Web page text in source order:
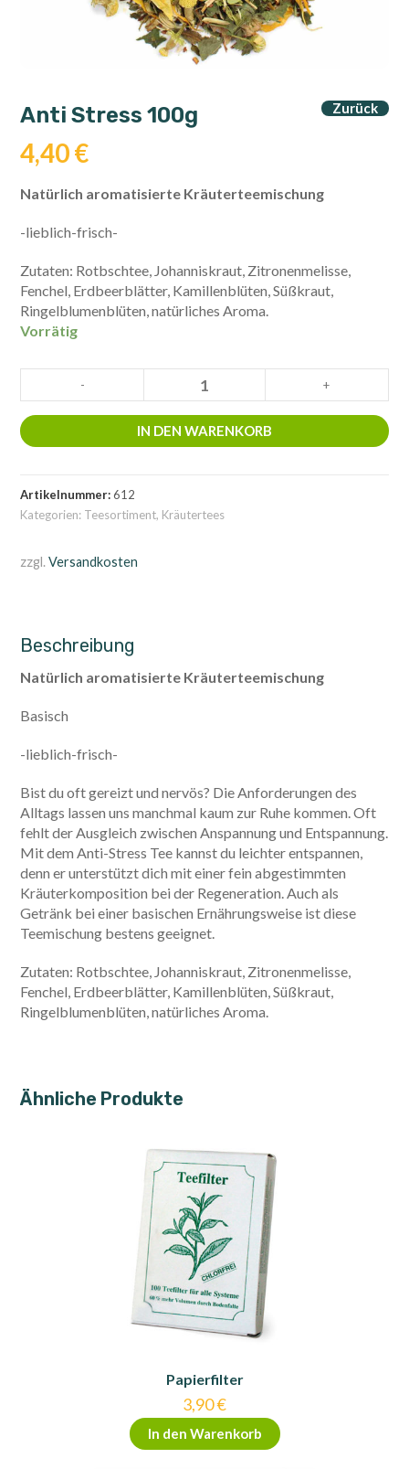
Zurück
Anti Stress 100g
4,40€
Natürlich aromatisierte Kräuterteemischung
-lieblich-frisch-
Zutaten: Rotbschtee, Johanniskraut, Zitronenmelisse,
Fenchel, Erdbeerblätter, Kamillenblüten, Süßkraut,
Ringelblumenblüten, natürliches Aroma.
Vorrätig
Stress
100g
Menge
- +
IN DEN WARENKORB
Artikelnummer:612
Kategorien: Teesortiment, Kräutertees
zzgl.Versandkosten
Beschreibung
Natürlich aromatisierte Kräuterteemischung
Basisch
-lieblich-frisch-
Bist du oft gereizt und nervös? Die Anforderungen des
Alltags lassen uns manchmal kaum zur Ruhe kommen. Oft
fehlt der Ausgleich zwischen Anspannung und Entspannung.
Mit dem Anti-Stress Tee kannst du leichter entspannen,
denn er unterstützt dich mit einer fein abgestimmten
Kräuterkomposition bei der Regeneration. Auch als
Getränk bei einer basischen Ernährungsweise ist diese
Teemischung bestens geeignet.
Zutaten: Rotbschtee, Johanniskraut, Zitronenmelisse,
Fenchel, Erdbeerblätter, Kamillenblüten, Süßkraut,
Ringelblumenblüten, natürliches Aroma.
Ähnliche Produkte
Papierfilter
3,90€
In den Warenkorb